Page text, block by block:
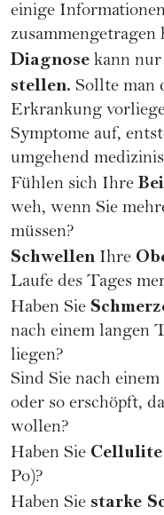
einige
zusammengetragen
Diagnose kann nur
stellen. Sollte man
Erkrankung
Symptome auf,
umgehend
Fühlen sich Ihre
weh, wenn Sie
müssen?
Schwellen Ihre
Laufe des Tages
Haben Sie
nach einem langen
liegen?
Sind Sie nach
oder so erschöpft,
wollen?
Haben Sie Cellulite
Po)?
Haben Sie starke